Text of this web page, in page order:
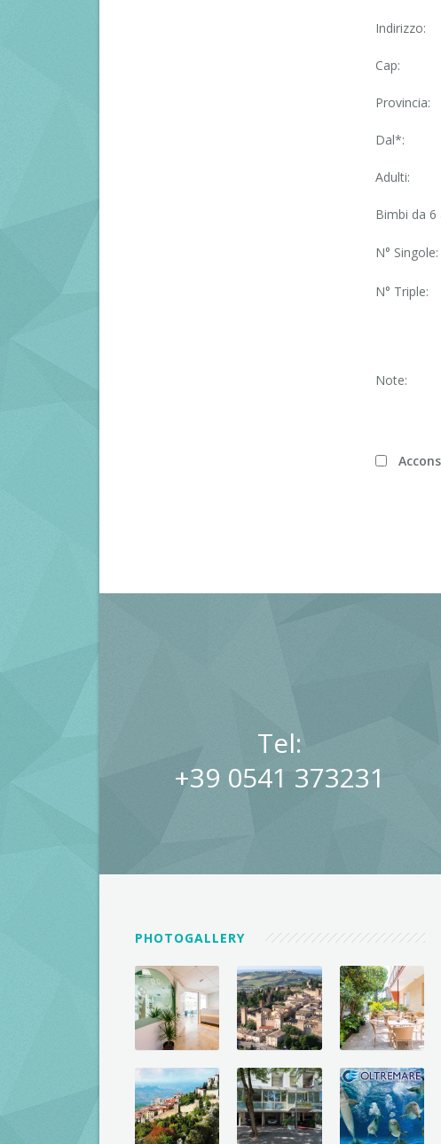
Indirizzo:
Cap:
Provincia:
Dal*:
Adulti:
Bimbi da 6
N° Singole:
N° Triple:
Note:
Tel:
+39 0541 373231
PHOTOGALLERY